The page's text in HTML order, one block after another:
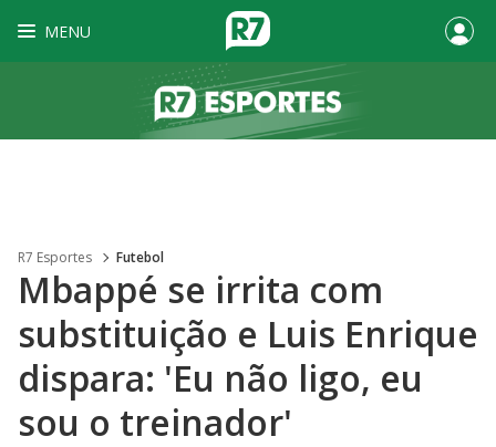
MENU
R7 Esportes Futebol
Mbappé se irrita com
substituição e Luis Enrique
dispara: 'Eu não ligo, eu
sou o treinador'